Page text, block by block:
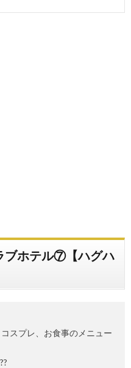
ブホテル⑦【ハグハ
スプレ、お食事のメニュー